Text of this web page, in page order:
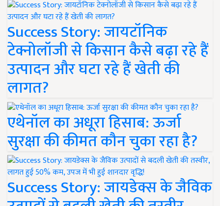
Success Story: जायटॉनिक
टेक्नोलॉजी से किसान कैसे बढ़ा रहे हैं
उत्पादन और घटा रहे हैं खेती की
लागत?
एथेनॉल का अधूरा हिसाब: ऊर्जा
सुरक्षा की कीमत कौन चुका रहा है?
Success Story: जायडेक्स के जैविक